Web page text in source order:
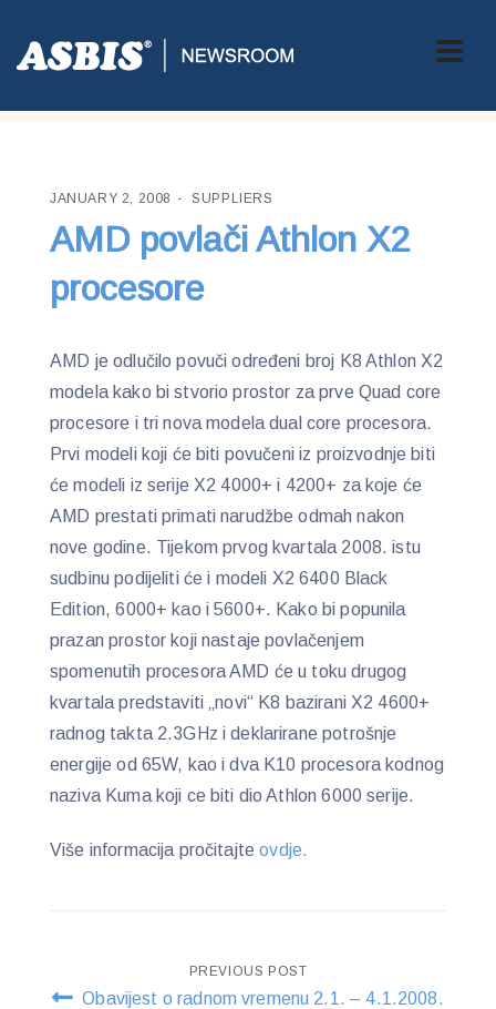
ASBIS CROATIA SUPPLIERS > AMD POVLAČI ATHLON X2
JANUARY 2, 2008 SUPPLIERS
AMD povlači Athlon X2
procesore
AMD je odlučilo povuči određeni broj K8 Athlon X2
modela kako bi stvorio prostor za prve Quad core
procesore i tri nova modela dual core procesora.
Prvi modeli koji će biti povučeni iz proizvodnje biti
će modeli iz serije X2 4000+ i 4200+ za koje će
AMD prestati primati narudžbe odmah nakon
nove godine. Tijekom prvog kvartala 2008. istu
sudbinu podijeliti će i modeli X2 6400 Black
Edition, 6000+ kao i 5600+. Kako bi popunila
prazan prostor koji nastaje povlačenjem
spomenutih procesora AMD će u toku drugog
kvartala predstaviti „novi“ K8 bazirani X2 4600+
radnog takta 2.3GHz i deklarirane potrošnje
energije od 65W, kao i dva K10 procesora kodnog
naziva Kuma koji ce biti dio Athlon 6000 serije.
Više informacija pročitajteovdje.
Post
PREVIOUS POST
Obavijest o radnom vremenu 2.1. – 4.1.2008.